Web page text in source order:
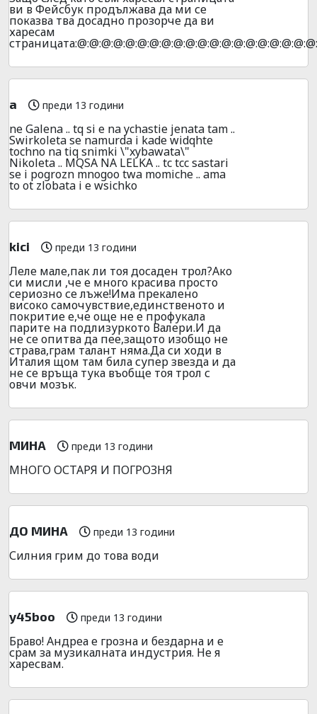
ви в Фейсбук продължава да ми се
показва тва досадно прозорче да ви
харесам
a преди 13 години
ne Galena .. tq si e na ychastie jenata tam ..
Swirkoleta se namurda i kade widqhte
tochno na tiq snimki \"xybawata\"
Nikoleta .. MQSA NA LELKA .. tc tcc sastari
se i pogrozn mnogoo twa momiche .. ama
to ot zlobata i e wsichko
kici преди 13 години
Леле мале,пак ли тоя досаден трол?Ако
си мисли ,че е много красива просто
сериозно се лъже!Има прекалено
високо самочувствие,единственото и
покритие е,че още не е профукала
парите на подлизуркото Валери.И да
не се опитва да пее,защото изобщо не
страва,грам талант няма.Да си ходи в
Италия щом там била супер звезда и да
не се връща тука въобще тоя трол с
овчи мозък.
МИНА преди 13 години
МНОГО ОСТАРЯ И ПОГРОЗНЯ
ДО МИНА преди 13 години
Силния грим до това води
y45boo преди 13 години
Браво! Андреа е грозна и бездарна и е
срам за музикалната индустрия. Не я
харесвам.